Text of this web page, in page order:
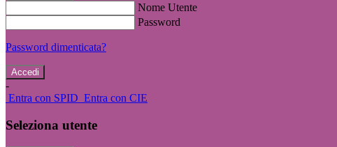
Nome Utente
Password
Password dimenticata?
-
Entra con SPID Entra con CIE
Seleziona utente